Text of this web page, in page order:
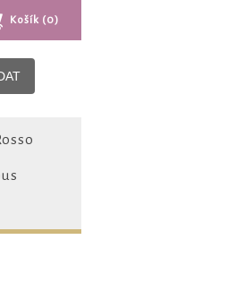
Košík (0)